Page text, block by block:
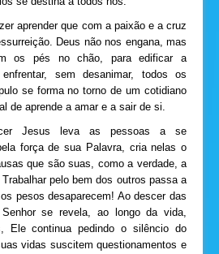
aprender que com a paixão e a cruz
Deus não nos engana, mas
os pés no chão, para edificar a
sem desanimar, todos os
se forma no torno de um cotidiano
de aprende a amar e a sair de si.
Jesus leva as pessoas a se
força de sua Palavra, cria nelas o
que são suas, como a verdade, a
pelo bem dos outros passa a
pesos desaparecem! Ao descer das
se revela, ao longo da vida,
Ele continua pedindo o silêncio do
vidas suscitem questionamentos e